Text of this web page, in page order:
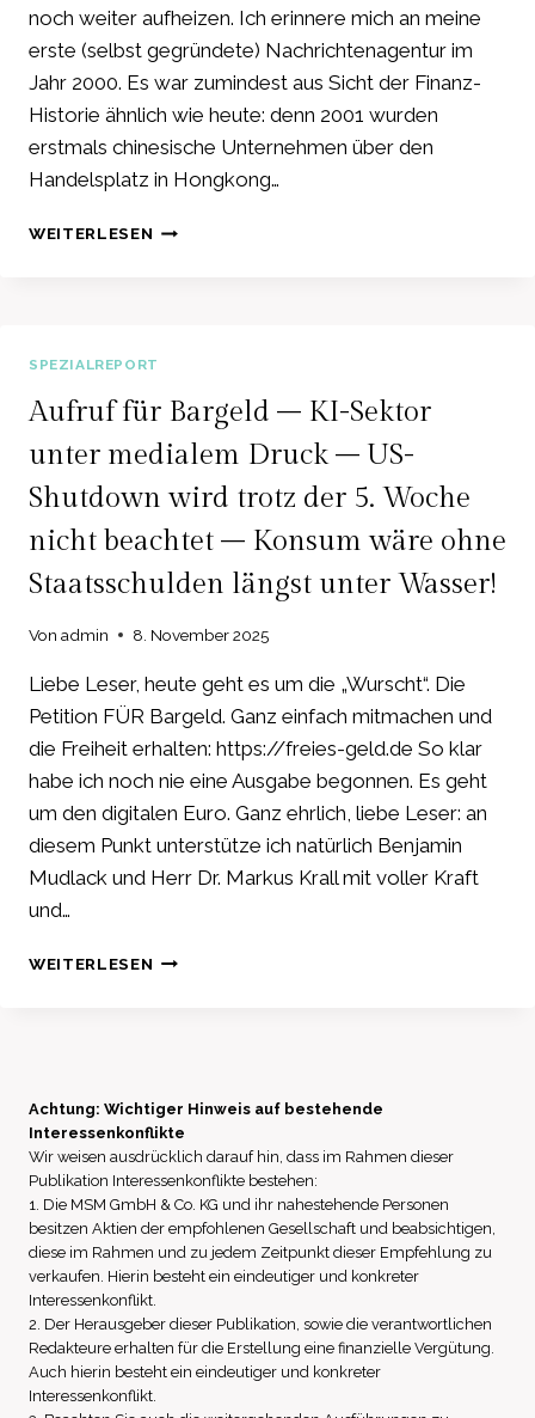
BIRNE
ZEIGT
JETZT
ZÄHNE
noch weiter aufheizen. Ich erinnere mich an meine
erste (selbst gegründete) Nachrichtenagentur im
Jahr 2000. Es war zumindest aus Sicht der Finanz-
Historie ähnlich wie heute: denn 2001 wurden
erstmals chinesische Unternehmen über den
Handelsplatz in Hongkong…
WEITERLESEN TSMC
HJ-
ZAHLEN
BEI
BANKEN
ÜBERWIEGEND
POSITIV
–
GEHT
KI
„FULL
IN“
–
ZOLL
UND
EU-
VERHANDLUNG
STECKT
HAUSHALT
DER
EU?
SPEZIALREPORT
Aufruf für Bargeld – KI-Sektor
unter medialem Druck – US-
Shutdown wird trotz der 5. Woche
nicht beachtet – Konsum wäre ohne
Staatsschulden längst unter Wasser!
Von admin 8. November 2025
Liebe Leser, heute geht es um die „Wurscht“. Die
Petition FÜR Bargeld. Ganz einfach mitmachen und
die Freiheit erhalten: https://freies-geld.de So klar
habe ich noch nie eine Ausgabe begonnen. Es geht
um den digitalen Euro. Ganz ehrlich, liebe Leser: an
diesem Punkt unterstütze ich natürlich Benjamin
Mudlack und Herr Dr. Markus Krall mit voller Kraft
und…
WEITERLESEN AUFRUF
UNTER
MEDIALEM
DRUCK
–
US-
SHUTDOWN
WIRD
TROTZ
DER
5.
WOCHE
BEACHTET
Achtung: Wichtiger Hinweis auf bestehende
Interessenkonflikte
Wir weisen ausdrücklich darauf hin, dass im Rahmen dieser
Publikation Interessenkonflikte bestehen:
1. Die MSM GmbH & Co. KG und ihr nahestehende Personen
besitzen Aktien der empfohlenen Gesellschaft und beabsichtigen,
diese im Rahmen und zu jedem Zeitpunkt dieser Empfehlung zu
verkaufen. Hierin besteht ein eindeutiger und konkreter
Interessenkonflikt.
2. Der Herausgeber dieser Publikation, sowie die verantwortlichen
Redakteure erhalten für die Erstellung eine finanzielle Vergütung.
Auch hierin besteht ein eindeutiger und konkreter
Interessenkonflikt.